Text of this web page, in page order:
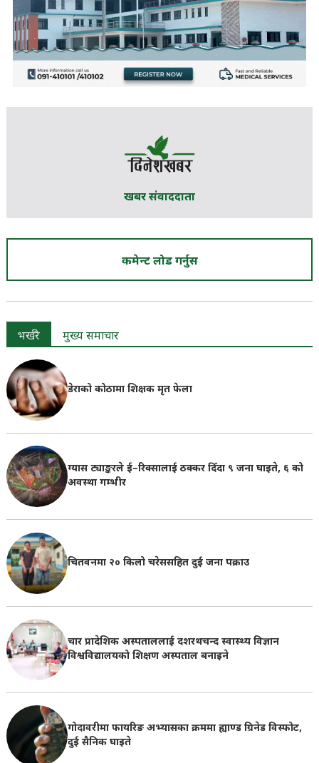
खबर संवाददाता
कमेन्ट लोड गर्नुस
भर्खरै मुख्य समाचार
डेराको कोठामा शिक्षक मृत फेला
ग्यास ट्याङ्करले ई–रिक्सालाई ठक्कर दिँदा ९ जना घाइते, ६ को
अवस्था गम्भीर
चितवनमा २० किलो चरेससहित दुई जना पक्राउ
चार प्रादेशिक अस्पताललाई दशरथचन्द स्वास्थ्य विज्ञान
विश्वविद्यालयको शिक्षण अस्पताल बनाइने
गोदावरीमा फायरिङ अभ्यासका क्रममा ह्याण्ड ग्रिनेड विस्फोट,
दुई सैनिक घाइते